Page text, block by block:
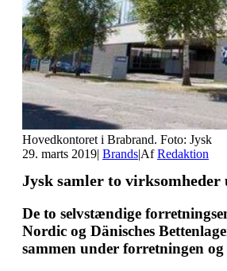
Hovedkontoret i Brabrand. Foto: Jysk
29. marts 2019| Brands|AfRedaktion
Jysk samler to virksomheder
De to selvstændige
Nordic og Dänisches
sammen under forretningen